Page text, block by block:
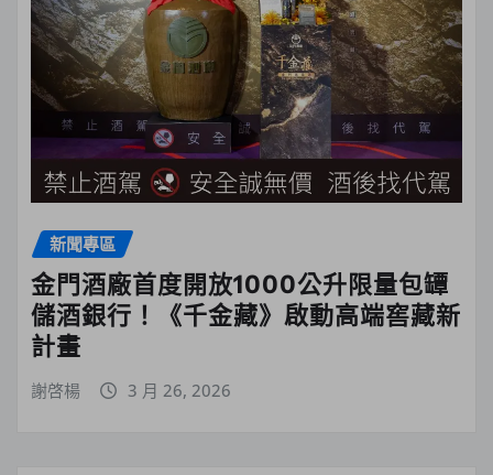
新聞專區
金門酒廠首度開放1000公升限量包罈
儲酒銀行！《千金藏》啟動高端窖藏新
計畫
謝啓楊 3 月 26, 2026